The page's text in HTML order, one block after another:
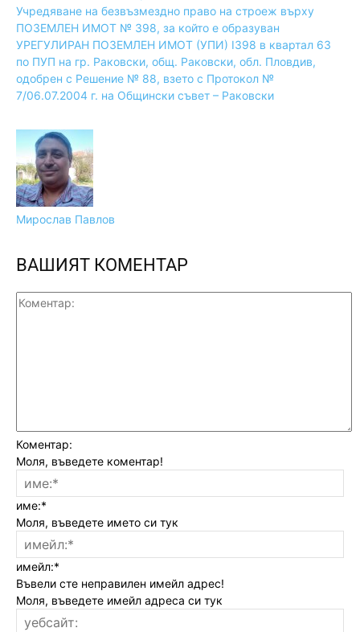
Учредяване на безвъзмездно право на строеж върху
ПОЗЕМЛЕН ИМОТ № 398, за който е образуван
УРЕГУЛИРАН ПОЗЕМЛЕН ИМОТ (УПИ) I398 в квартал 63
по ПУП на гр. Раковски, общ. Раковски, обл. Пловдив,
одобрен с Решение № 88, взето с Протокол №
7/06.07.2004 г. на Общински съвет – Раковски
Мирослав Павлов
ВАШИЯТ КОМЕНТАР
Коментар:
Моля, въведете коментар!
име:*
Моля, въведете името си тук
имейл:*
Въвели сте неправилен имейл адрес!
Моля, въведете имейл адреса си тук